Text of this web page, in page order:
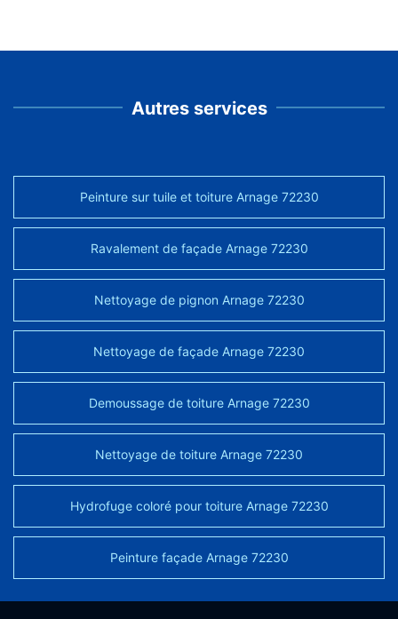
Autres services
Peinture sur tuile et toiture Arnage 72230
Ravalement de façade Arnage 72230
Nettoyage de pignon Arnage 72230
Nettoyage de façade Arnage 72230
Demoussage de toiture Arnage 72230
Nettoyage de toiture Arnage 72230
Hydrofuge coloré pour toiture Arnage 72230
Peinture façade Arnage 72230